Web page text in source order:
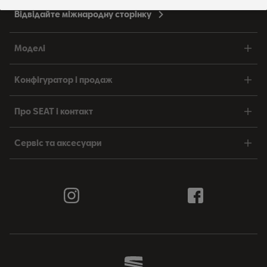
Відвідайте міжнародну сторінку
Моделі
Конфігуратор і продаж
Про SEAT і контакт
Сервіс та аксесуари